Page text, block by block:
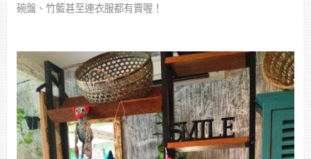
碗盤、竹籃甚至連衣服都有賣喔！